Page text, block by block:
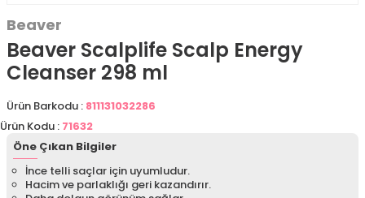
Beaver
Beaver Scalplife Scalp Energy
Cleanser 298 ml
Ürün Barkodu : 811131032286
Ürün Kodu : 71632
Öne Çıkan Bilgiler
İnce telli saçlar için uyumludur.
Hacim ve parlaklığı geri kazandırır.